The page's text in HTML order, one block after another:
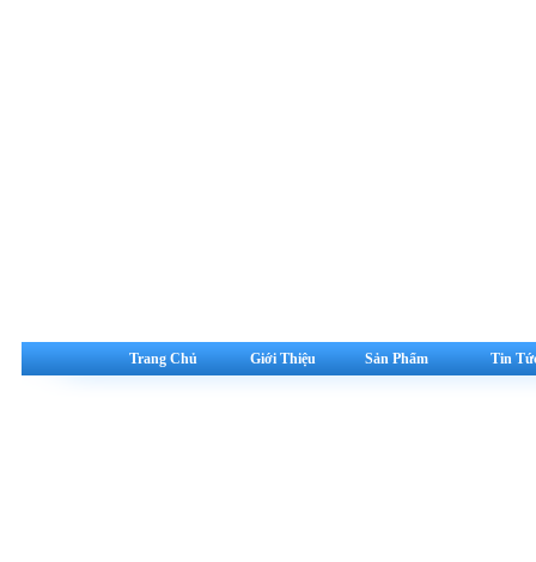
Trang Chủ Giới Thiệu Sản Phẩm Tin